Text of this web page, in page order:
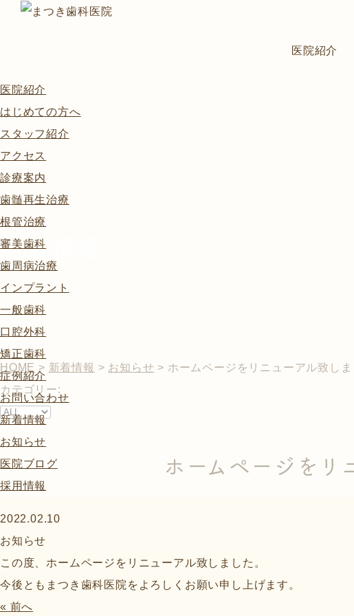
医院紹介
医院紹介
はじめての方へ
スタッフ紹介
アクセス
診療案内
歯髄再生治療
根管治療
審美歯科
歯周病治療
インプラント
一般歯科
口腔外科
矯正歯科
症例紹介
お問い合わせ
新着情報
お知らせ
医院ブログ
採用情報
新着情報
HOME > 新着情報 > お知らせ > ホームページをリニューアル致しま
カテゴリー:
ホームページをリ
2022.02.10
お知らせ
この度、ホームページをリニューアル致しました。
今後ともまつき歯科医院をよろしくお願い申し上げます。
« 前へ